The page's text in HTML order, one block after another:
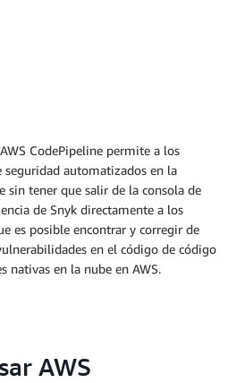
CodePipeline permite a los
seguridad automatizados en la
sin tener que salir de la consola de
de Snyk directamente a los
es posible encontrar y corregir de
en el código de código
nativas en la nube en AWS.
AWS